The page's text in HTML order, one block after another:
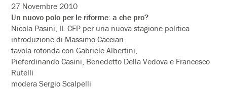
27 Novembre 2010
Un nuovo polo per le riforme: a che pro?
Nicola Pasini, IL CFP per una nuova stagione politica
introduzione di Massimo Cacciari
tavola rotonda con Gabriele Albertini,
Pieferdinando Casini, Benedetto Della Vedova e Francesco
Rutelli
modera Sergio Scalpelli